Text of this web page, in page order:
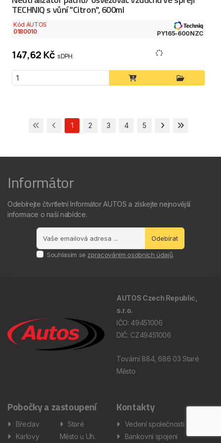
TECHNIQ s vůní "Citron", 600ml
Kód AUTOS
0180010
PY165-600NZC
147,62 Kč s DPH
1 2 3 4 5
Informátor
Odebírejte čtvrtletní Informátor AUTOS a získejte nejnovější
informace o naší nabídce.
Odebírat
Souhlasím se zpracováním osobních údajů.
AUTOS Czech Republic,
s.r.o.
IČO: 49451006
DIČ: CZ49451006
Tovární 884, 686 03 Staré
Město
Pobočky a zastoupení
Břeclav
Karlovy
Staré
Město u Uh.
Kontakty
Vedení společnosti
Bankovní spojení